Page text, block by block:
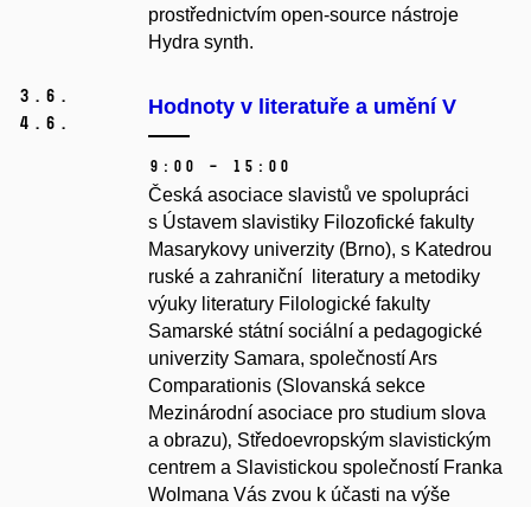
prostřednictvím open-source nástroje
Hydra synth.
3. 6.
4. 6.
Hodnoty v literatuře a umění V
9:00 – 15:00
Česká asociace slavistů ve spolupráci
s Ústavem slavistiky Filozofické fakulty
Masarykovy univerzity (Brno), s Katedrou
ruské a zahraniční literatury a metodiky
výuky literatury Filologické fakulty
Samarské státní sociální a pedagogické
univerzity Samara, spo­leč­ností Ars
Comparationis (Slovanská sekce
Mezinárodní asociace pro studium slova
a obra­zu)‚ Středoevropským slavis­tickým
centrem a Sla­vistickou společností Franka
Wolmana Vás zvou k účasti na výše